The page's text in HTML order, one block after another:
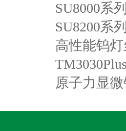
SU8000系
SU8200系
高性能钨
原子力显